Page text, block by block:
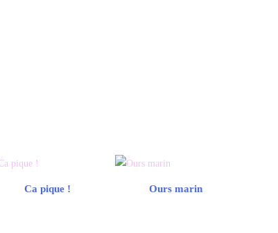
Ca pique ! Ours marin